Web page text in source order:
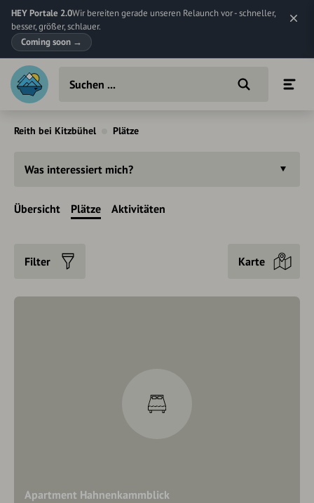
HEY Portale 2.0Wir bereiten gerade unseren Relaunch vor - schneller,
besser, größer, schlauer.
Coming soon →
Reith bei Kitzbühel Plätze
Was interessiert mich?
Übersicht Plätze Aktivitäten
Filter Karte
Apartment Hahnenkammblick